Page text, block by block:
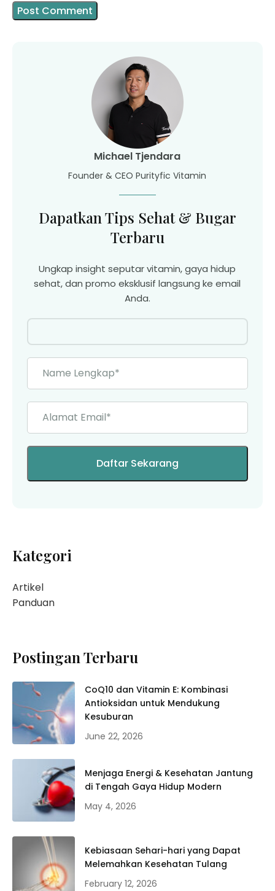
Michael Tjendara
Founder & CEO Purityfic Vitamin
Dapatkan Tips Sehat & Bugar
Terbaru
Ungkap insight seputar vitamin, gaya hidup
sehat, dan promo eksklusif langsung ke email
Anda.
Kategori
Artikel
Panduan
Postingan Terbaru
CoQ10 dan Vitamin E: Kombinasi
Antioksidan untuk Mendukung
Kesuburan
June 22, 2026
Menjaga Energi & Kesehatan Jantung
di Tengah Gaya Hidup Modern
May 4, 2026
Kebiasaan Sehari-hari yang Dapat
Melemahkan Kesehatan Tulang
February 12, 2026